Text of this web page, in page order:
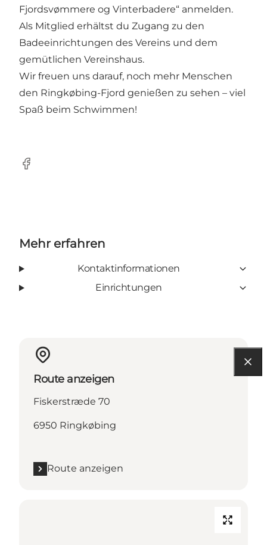
Fjordsvømmere og Vinterbadere“ anmelden.
Als Mitglied erhältst du Zugang zu den
Badeeinrichtungen des Vereins und dem
gemütlichen Vereinshaus.
Wir freuen uns darauf, noch mehr Menschen
den Ringkøbing-Fjord genießen zu sehen – viel
Spaß beim Schwimmen!
Facebook
Mehr erfahren
Kontaktinformationen
Einrichtungen
Route anzeigen
Fiskerstræde 70
6950 Ringkøbing
Route anzeigen